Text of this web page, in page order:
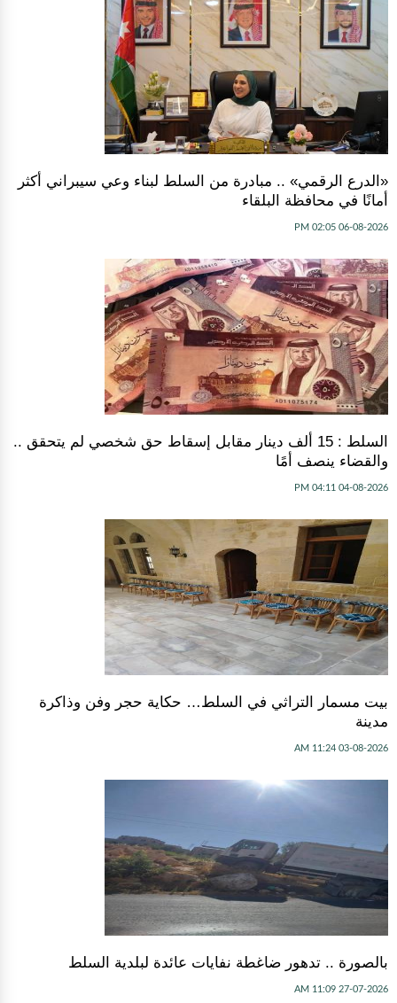
«الدرع الرقمي» .. مبادرة من السلط لبناء وعي سيبراني أكثر
أمانًا في محافظة البلقاء
06-08-2026 02:05 PM
السلط : 15 ألف دينار مقابل إسقاط حق شخصي لم يتحقق ..
والقضاء ينصف أمًا
04-08-2026 04:11 PM
بيت مسمار التراثي في السلط… حكاية حجر وفن وذاكرة
مدينة
03-08-2026 11:24 AM
بالصورة .. تدهور ضاغطة نفايات عائدة لبلدية السلط
27-07-2026 11:09 AM